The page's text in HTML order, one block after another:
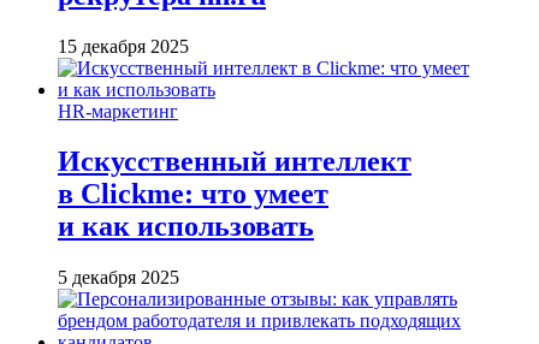
15 декабря 2025
HR-маркетинг
Искусственный интеллект
в Clickme: что умеет
и как использовать
5 декабря 2025